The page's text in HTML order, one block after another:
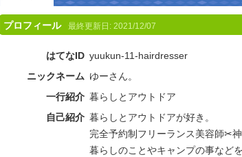
プロフィール 最終更新日: 2021/12/07
はてなID yuukun-11-hairdresser
ニックネーム ゆーさん。
一行紹介 暮らしとアウトドア
自己紹介 暮らしとアウトドアが好き。
完全予約制フリーランス美容師✂︎
暮らしのことやキャンプの事など